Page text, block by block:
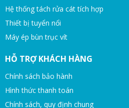
Hệ thống tách rửa cát tích hợp
Thiết bị tuyển nổi
Máy ép bùn trục vít
HỖ TRỢ KHÁCH HÀNG
Chính sách bảo hành
Hình thức thanh toán
Chính sách, quy định chung